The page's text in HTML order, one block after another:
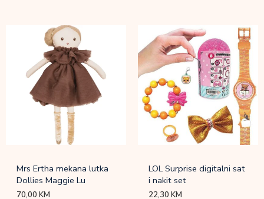
Mrs Ertha mekana lutka
Dollies Maggie Lu
70,00KM
LOL Surprise digitalni sat
i nakit set
22,30KM